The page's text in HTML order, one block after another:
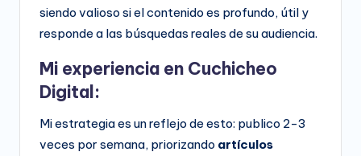
siendo valioso si el contenido es profundo, útil y
responde a las búsquedas reales de su audiencia.
Mi experiencia en Cuchicheo
Digital:
Mi estrategia es un reflejo de esto: publico 2-3
veces por semana, priorizando artículos